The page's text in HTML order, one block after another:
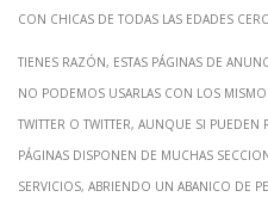
con chicas de todas las edades
Tienes razón, estas páginas de
no podemos usarlas con los
Twitter o Twitter, aunque si pueden
páginas disponen de muchas
servicios, abriendo un abanico de